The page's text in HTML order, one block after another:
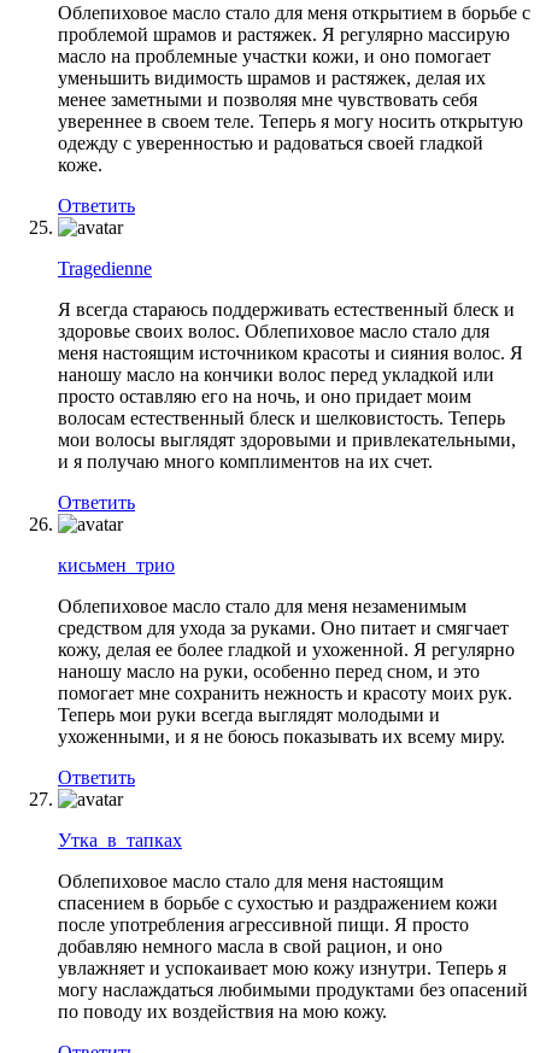
Облепиховое масло стало для меня открытием в борьбе с
проблемой шрамов и растяжек. Я регулярно массирую
масло на проблемные участки кожи, и оно помогает
уменьшить видимость шрамов и растяжек, делая их
менее заметными и позволяя мне чувствовать себя
увереннее в своем теле. Теперь я могу носить открытую
одежду с уверенностью и радоваться своей гладкой
коже.
Ответить
Tragedienne
Я всегда стараюсь поддерживать естественный блеск и
здоровье своих волос. Облепиховое масло стало для
меня настоящим источником красоты и сияния волос. Я
наношу масло на кончики волос перед укладкой или
просто оставляю его на ночь, и оно придает моим
волосам естественный блеск и шелковистость. Теперь
мои волосы выглядят здоровыми и привлекательными,
и я получаю много комплиментов на их счет.
Ответить
кисьмен_трио
Облепиховое масло стало для меня незаменимым
средством для ухода за руками. Оно питает и смягчает
кожу, делая ее более гладкой и ухоженной. Я регулярно
наношу масло на руки, особенно перед сном, и это
помогает мне сохранить нежность и красоту моих рук.
Теперь мои руки всегда выглядят молодыми и
ухоженными, и я не боюсь показывать их всему миру.
Ответить
Утка_в_тапках
Облепиховое масло стало для меня настоящим
спасением в борьбе с сухостью и раздражением кожи
после употребления агрессивной пищи. Я просто
добавляю немного масла в свой рацион, и оно
увлажняет и успокаивает мою кожу изнутри. Теперь я
могу наслаждаться любимыми продуктами без опасений
по поводу их воздействия на мою кожу.